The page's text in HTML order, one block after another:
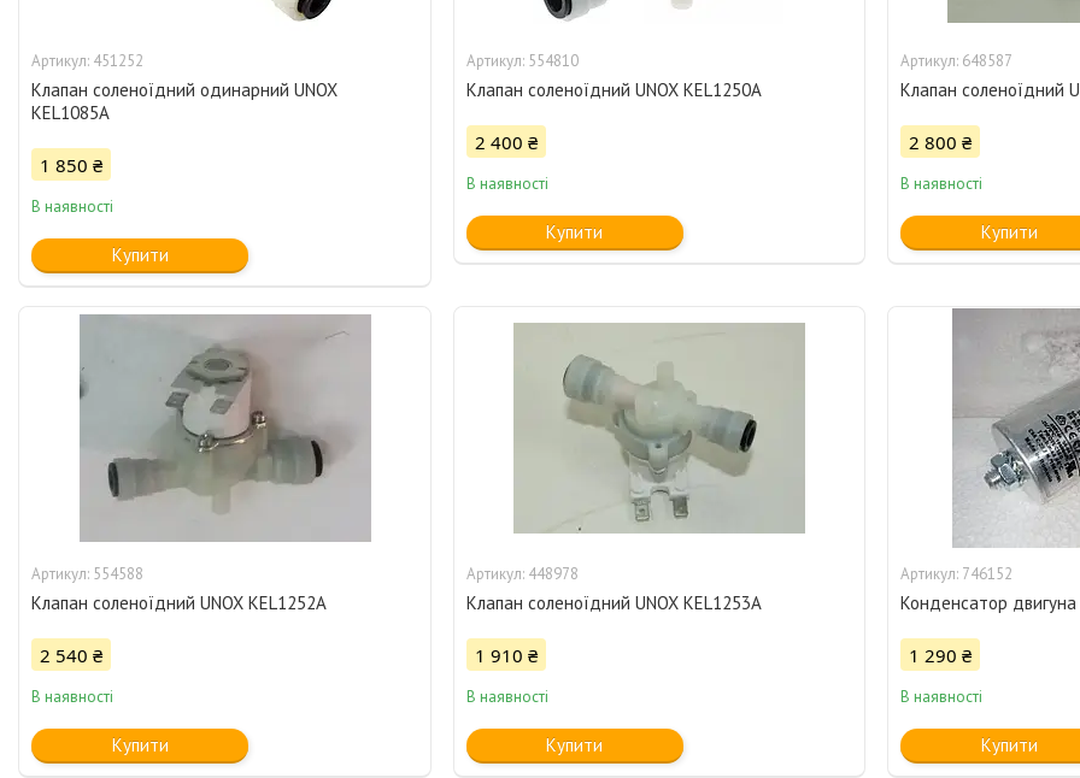
451252
Клапан соленоїдний одинарний UNOX
KEL1085A
1 850 ₴
В наявності
Купити
554810
Клапан соленоїдний UNOX KEL1250A
2 400 ₴
В наявності
Купити
648587
Клапан соленоїдний
2 800 ₴
В наявності
Купити
554588
Клапан соленоїдний UNOX KEL1252A
2 540 ₴
В наявності
Купити
448978
Клапан соленоїдний UNOX KEL1253A
1 910 ₴
В наявності
Купити
746152
Конденсатор двигуна
1 290 ₴
В наявності
Купити